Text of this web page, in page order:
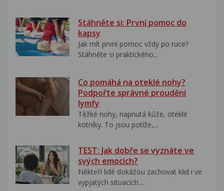
Stáhněte si: První pomoc do
kapsy
Jak mít první pomoc vždy po ruce?
Stáhněte si praktického...
Co pomáhá na oteklé nohy?
Podpořte správné proudění
lymfy
Těžké nohy, napnutá kůže, oteklé
kotníky. To jsou potíže,...
TEST: Jak dobře se vyznáte ve
svých emocích?
Někteří lidé dokážou zachovat klid i ve
vypjatých situacích....